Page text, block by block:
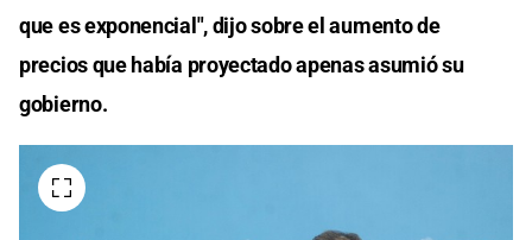
que es exponencial", dijo sobre el aumento de
precios que había proyectado apenas asumió su
gobierno.